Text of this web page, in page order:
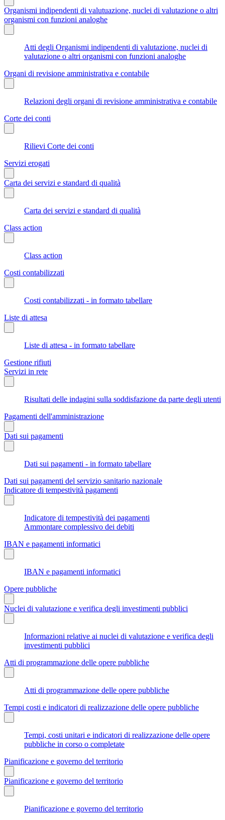
Organismi indipendenti di valutuazione, nuclei di valutazione o altri
organismi con funzioni analoghe
Atti degli Organismi indipendenti di valutazione, nuclei di
valutazione o altri organismi con funzioni analoghe
Organi di revisione amministrativa e contabile
Relazioni degli organi di revisione amministrativa e contabile
Corte dei conti
Rilievi Corte dei conti
Servizi erogati
Carta dei servizi e standard di qualità
Carta dei servizi e standard di qualità
Class action
Class action
Costi contabilizzati
Costi contabilizzati - in formato tabellare
Liste di attesa
Liste di attesa - in formato tabellare
Gestione rifiuti
Servizi in rete
Risultati delle indagini sulla soddisfazione da parte degli utenti
Pagamenti dell'amministrazione
Dati sui pagamenti
Dati sui pagamenti - in formato tabellare
Dati sui pagamenti del servizio sanitario nazionale
Indicatore di tempestività pagamenti
Indicatore di tempestività dei pagamenti
Ammontare complessivo dei debiti
IBAN e pagamenti informatici
IBAN e pagamenti informatici
Opere pubbliche
Nuclei di valutazione e verifica degli investimenti pubblici
Informazioni relative ai nuclei di valutazione e verifica degli
investimenti pubblici
Atti di programmazione delle opere pubbliche
Atti di programmazione delle opere pubbliche
Tempi costi e indicatori di realizzazione delle opere pubbliche
Tempi, costi unitari e indicatori di realizzazione delle opere
pubbliche in corso o completate
Pianificazione e governo del territorio
Pianificazione e governo del territorio
Pianificazione e governo del territorio